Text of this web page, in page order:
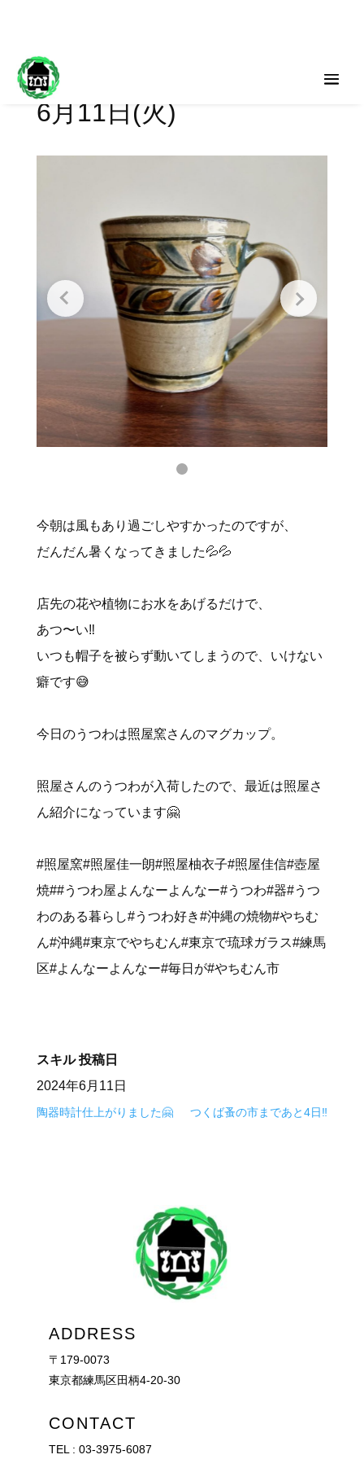
6月11日(火)
今朝は風もあり過ごしやすかったのですが、
だんだん暑くなってきました💦💦
店先の花や植物にお水をあげるだけで、
あつ〜い‼️
いつも帽子を被らず動いてしまうので、いけない
癖です😅
今日のうつわは照屋窯さんのマグカップ。
照屋さんのうつわが入荷したので、最近は照屋さ
ん紹介になっています🤗
#照屋窯#照屋佳一朗#照屋柚衣子#照屋佳信#壺屋
焼##うつわ屋よんなーよんなー#うつわ#器#うつ
わのある暮らし#うつわ好き#沖縄の焼物#やちむ
ん#沖縄#東京でやちむん#東京で琉球ガラス#練馬
区#よんなーよんなー#毎日が#やちむん市
スキル 投稿日
2024年6月11日
陶器時計仕上がりました🤗 つくば蚤の市まであと4日‼️
ADDRESS
〒179-0073
東京都練馬区田柄4-20-30
CONTACT
TEL : 03-3975-6087